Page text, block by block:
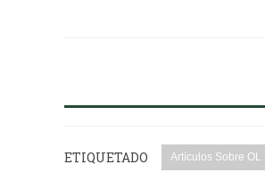
ETIQUETADO Artículos Sobre OL